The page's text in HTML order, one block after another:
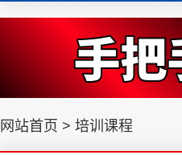
网站首页 > 培训课程